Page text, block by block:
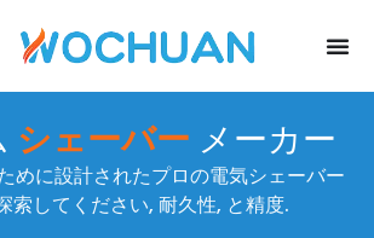
シェーバー メーカー
めに設計されたプロの電気シェーバー
索してください, 耐久性, と精度.